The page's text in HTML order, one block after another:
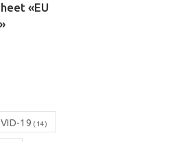
«EU
19 (14)